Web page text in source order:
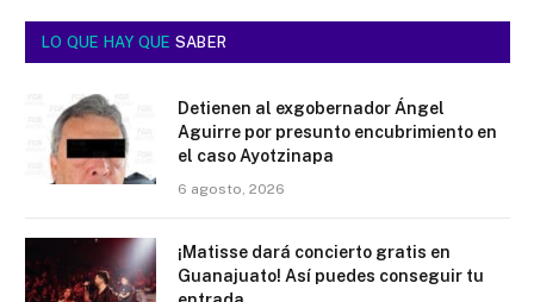
LO QUE HAY QUE SABER
Detienen al exgobernador Ángel
Aguirre por presunto encubrimiento en
el caso Ayotzinapa
6 agosto, 2026
¡Matisse dará concierto gratis en
Guanajuato! Así puedes conseguir tu